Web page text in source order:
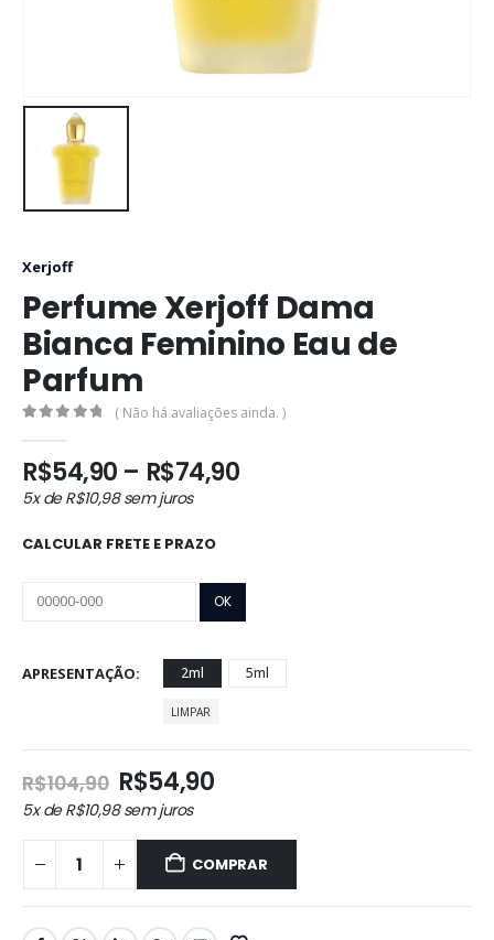
Xerjoff
Perfume Xerjoff Dama
Bianca Feminino Eau de
Parfum
( Não há avaliações ainda. )
R$54,90 – R$74,90Faixa
R$74,90
5x deR$10,98sem juros
CALCULAR FRETE E PRAZO
APRESENTAÇÃO 2ml 5ml
LIMPAR
R$104,90 O
preço
original
era:
R$104,90.
R$54,90O
é:
R$54,90.
5x deR$10,98sem juros
COMPRAR